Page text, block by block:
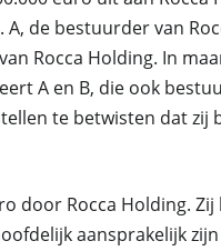
A, de bestuurder van
Rocca Holding. In
A en B, die ook
te betwisten dat zij
door Rocca Holding.
aansprakelijk